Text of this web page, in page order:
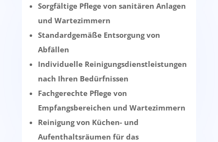
Sorgfältige Pflege von sanitären Anlagen
und Wartezimmern
Standardgemäße Entsorgung von
Abfällen
Individuelle Reinigungsdienstleistungen
nach Ihren Bedürfnissen
Fachgerechte Pflege von
Empfangsbereichen und Wartezimmern
Reinigung von Küchen- und
Aufenthaltsräumen für das